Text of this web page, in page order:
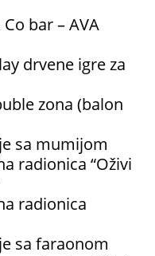
bar – AVA
drvene igre za
zona (balon
sa mumijom
radionica “Oživi
radionica
sa faraonom